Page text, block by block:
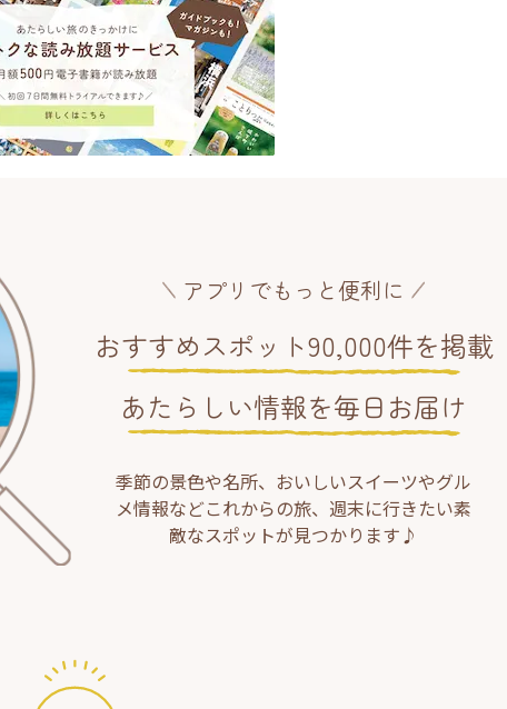
アプリでもっと便利に
おすすめスポット90,000件を掲載
あたらしい情報を毎日お届け
季節の景色や名所、おいしいスイーツやグル
メ情報などこれからの旅、週末に行きたい素
敵なスポットが見つかります♪